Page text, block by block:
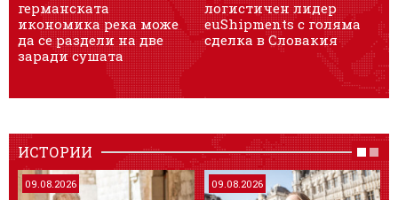
германската
икономика река може
да се раздели на две
заради сушата
логистичен лидер
euShipments с голяма
сделка в Словакия
ИСТОРИИ
09.08.2026 09.08.2026